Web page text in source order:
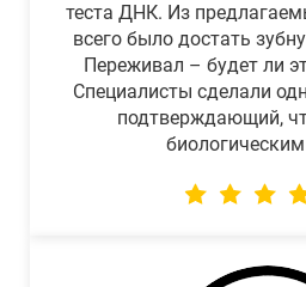
теста ДНК. Из
всего было достать
Переживал – будет ли
Специалисты сделали
подтверждающий,